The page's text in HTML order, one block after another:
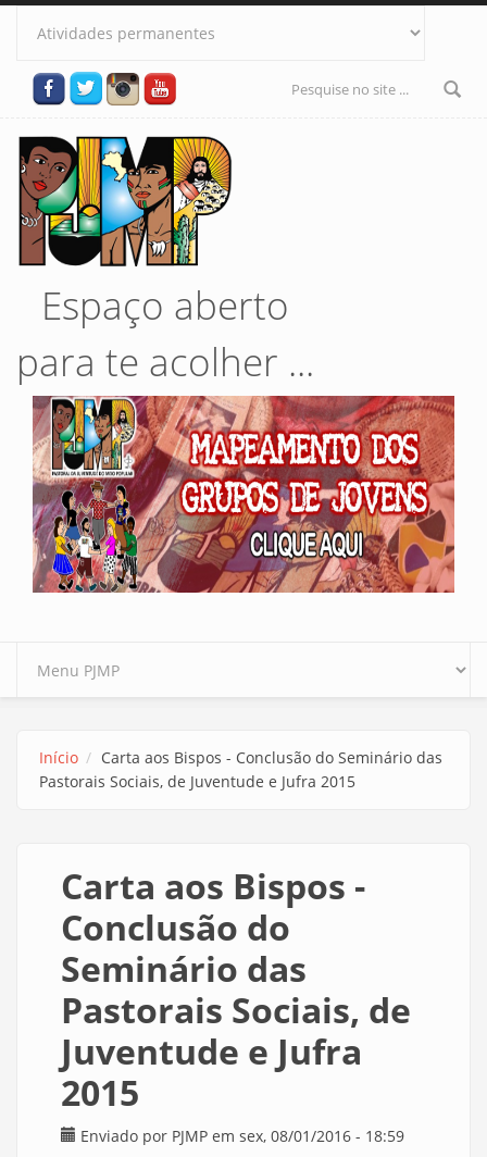
Pular para o conteúdo principal
Formulário
Espaço aberto
para te acolher ...
Início
Carta aos Bispos - Conclusão do Seminário das
Pastorais Sociais, de Juventude e Jufra 2015
Carta aos Bispos -
Conclusão do
Seminário das
Pastorais Sociais, de
Juventude e Jufra
2015
Enviado por PJMP em sex, 08/01/2016 - 18:59